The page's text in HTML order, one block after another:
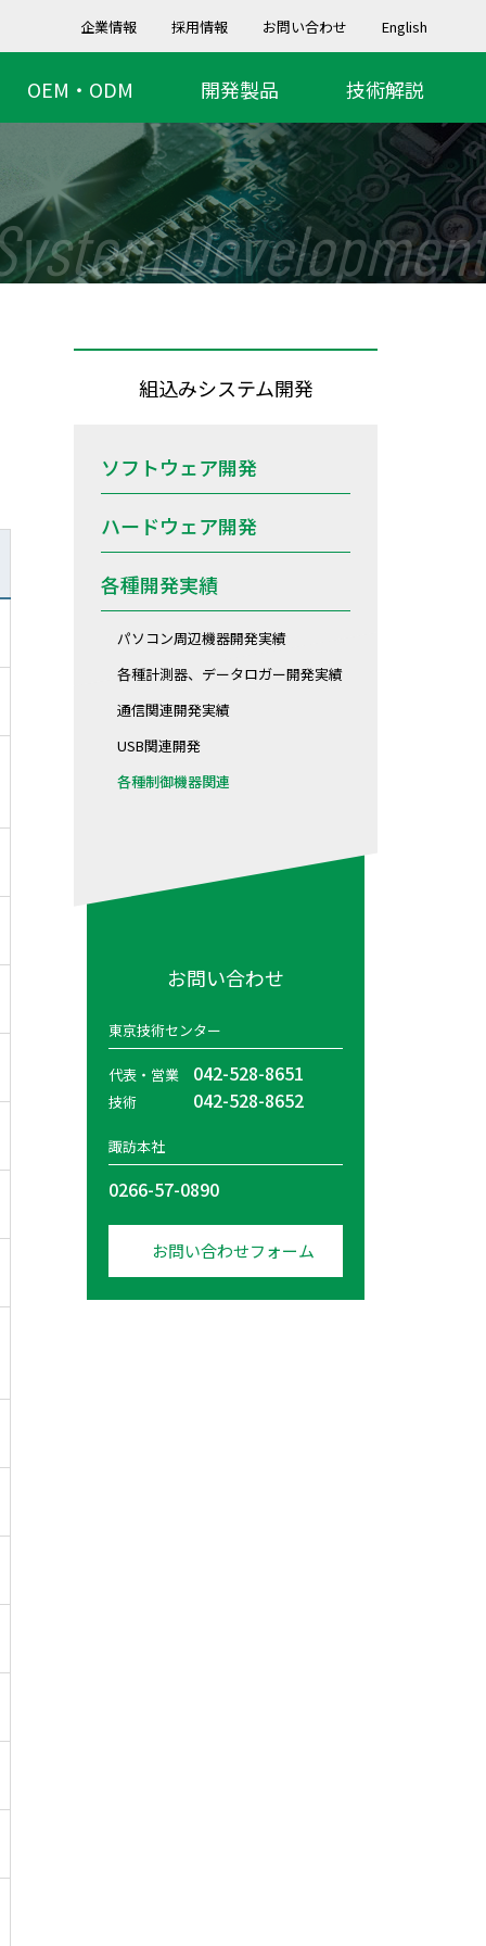
企業情報 採用情報 お問い合わせ English
OEM・ODM 開発製品 技術解説
Development
組込みシステム開発
ソフトウェア開発
ハードウェア開発
各種開発実績
パソコン周辺機器開発実績
各種計測器、データロガー開発実績
通信関連開発実績
USB関連開発
各種制御機器関連
お問い合わせ
東京技術センター
代表・営業 042-528-8651
技術 042-528-8652
諏訪本社
0266-57-0890
お問い合わせフォーム